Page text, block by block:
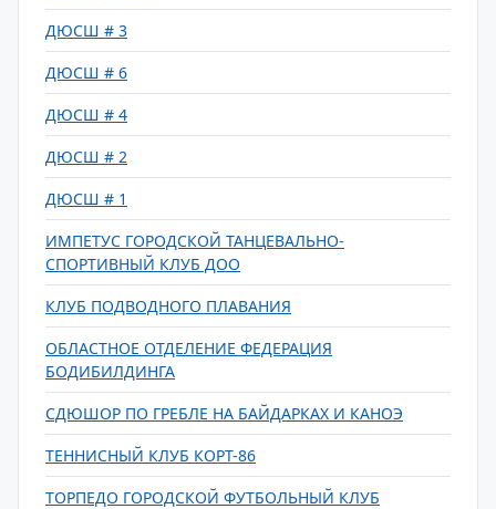
ДЮСШ # 3
ДЮСШ # 6
ДЮСШ # 4
ДЮСШ # 2
ДЮСШ # 1
ИМПЕТУС ГОРОДСКОЙ ТАНЦЕВАЛЬНО-
СПОРТИВНЫЙ КЛУБ ДОО
КЛУБ ПОДВОДНОГО ПЛАВАНИЯ
ОБЛАСТНОЕ ОТДЕЛЕНИЕ ФЕДЕРАЦИЯ
БОДИБИЛДИНГА
СДЮШОР ПО ГРЕБЛЕ НА БАЙДАРКАХ И КАНОЭ
ТЕННИСНЫЙ КЛУБ КОРТ-86
ТОРПЕДО ГОРОДСКОЙ ФУТБОЛЬНЫЙ КЛУБ